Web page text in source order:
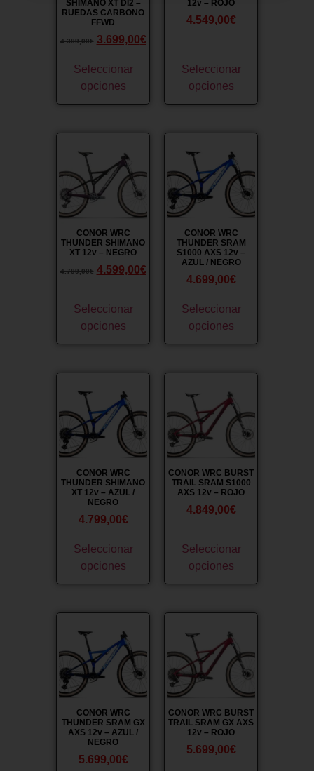
SHIMANO XT DI2 –
RUEDAS CARBONO
FFWD
4.399,00€ 3.699,00€
Seleccionar
opciones
12v – ROJO
4.549,00€
Seleccionar
opciones
CONOR WRC
THUNDER SHIMANO
XT 12v – NEGRO
4.799,00€ 4.599,00€
Seleccionar
opciones
CONOR WRC
THUNDER SRAM
S1000 AXS 12v –
AZUL / NEGRO
4.699,00€
Seleccionar
opciones
CONOR WRC
THUNDER SHIMANO
XT 12v – AZUL /
NEGRO
4.799,00€
Seleccionar
opciones
CONOR WRC BURST
TRAIL SRAM S1000
AXS 12v – ROJO
4.849,00€
Seleccionar
opciones
CONOR WRC
THUNDER SRAM GX
AXS 12v – AZUL /
NEGRO
5.699,00€
CONOR WRC BURST
TRAIL SRAM GX AXS
12v – ROJO
5.699,00€